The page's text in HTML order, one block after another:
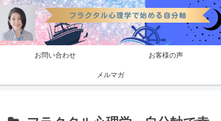
お問い合わせ お客様の声
メルマガ